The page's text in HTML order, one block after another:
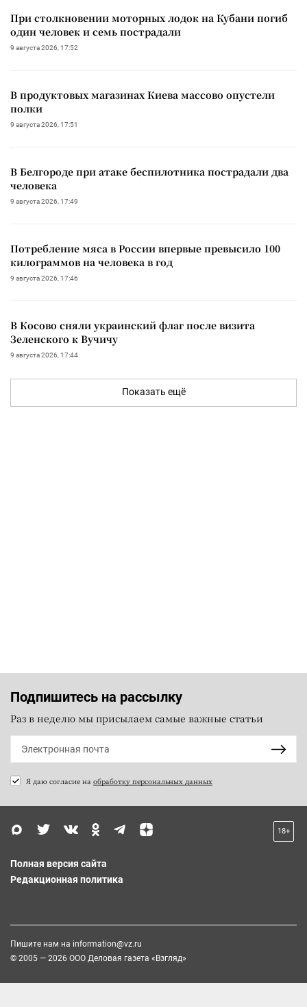
При столкновении моторных лодок на Кубани погиб
один человек и семь пострадали
9 августа 2026, 17:52
В продуктовых магазинах Киева массово опустели
полки
9 августа 2026, 17:51
В Белгороде при атаке беспилотника пострадали два
человека
9 августа 2026, 17:49
Потребление мяса в России впервые превысило 100
килограммов на человека в год
9 августа 2026, 17:46
В Косово сняли украинский флаг после визита
Зеленского к Вучичу
9 августа 2026, 17:44
Показать ещё
Подпишитесь на рассылку
Раз в неделю мы присылаем самые важные статьи
Я даю согласие на обработку персональных данных
18+
Полная версия сайта
Редакционная политика
Пишите нам на information@vz.ru
© 2005 — 2026 ООО Деловая газета «Взгляд»